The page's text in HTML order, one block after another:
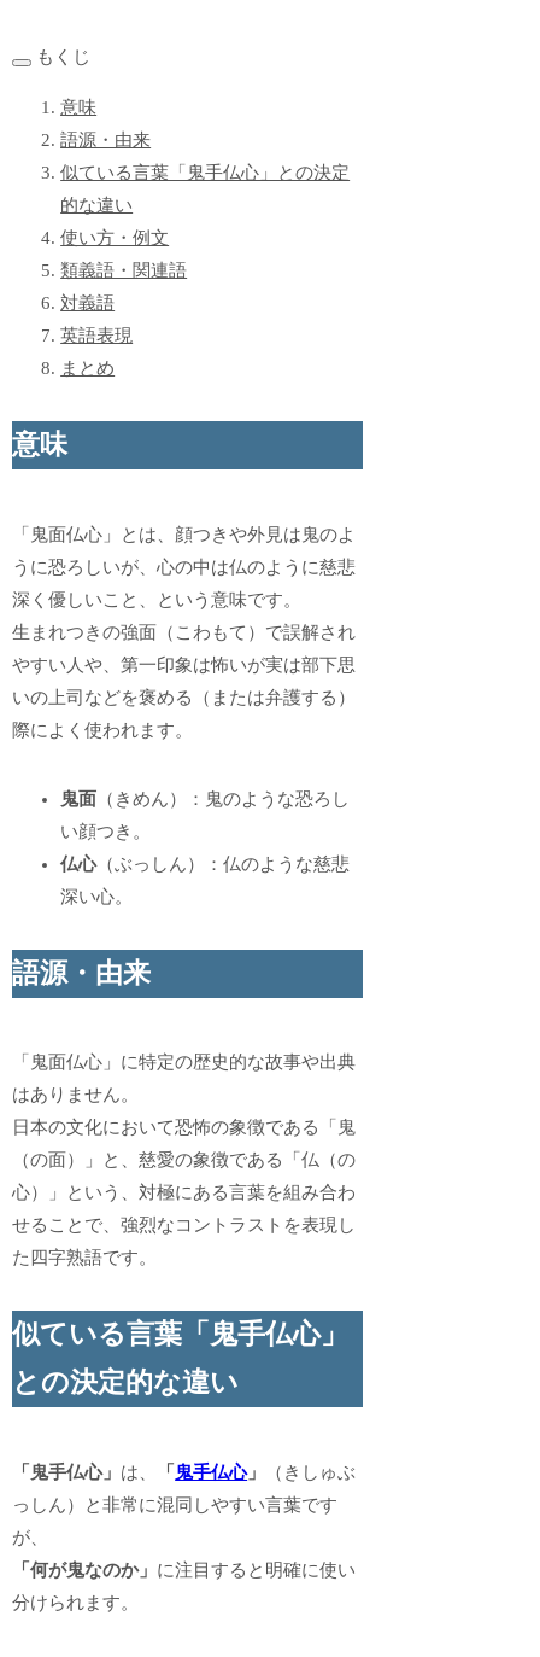
もくじ
意味
語源・由来
似ている言葉「鬼手仏心」との決定
的な違い
使い方・例文
類義語・関連語
対義語
英語表現
まとめ
意味
「鬼面仏心」とは、顔つきや外見は鬼のよ
うに恐ろしいが、心の中は仏のように慈悲
深く優しいこと、という意味です。
生まれつきの強面（こわもて）で誤解され
やすい人や、第一印象は怖いが実は部下思
いの上司などを褒める（または弁護する）
際によく使われます。
鬼面 （きめん）：鬼のような恐ろし
い顔つき。
仏心（ぶっしん）：仏のような慈悲
深い心。
語源・由来
「鬼面仏心」に特定の歴史的な故事や出典
はありません。
日本の文化において恐怖の象徴である「鬼
（の面）」と、慈愛の象徴である「仏（の
心）」という、対極にある言葉を組み合わ
せることで、強烈なコントラストを表現し
た四字熟語です。
似ている言葉「鬼手仏心」
との決定的な違い
「鬼手仏心」 は、 「 鬼手仏心」
（きしゅぶ
っしん）と非常に混同しやすい言葉です
が、
「何が鬼なのか」 に注目すると明確に使い
分けられます。